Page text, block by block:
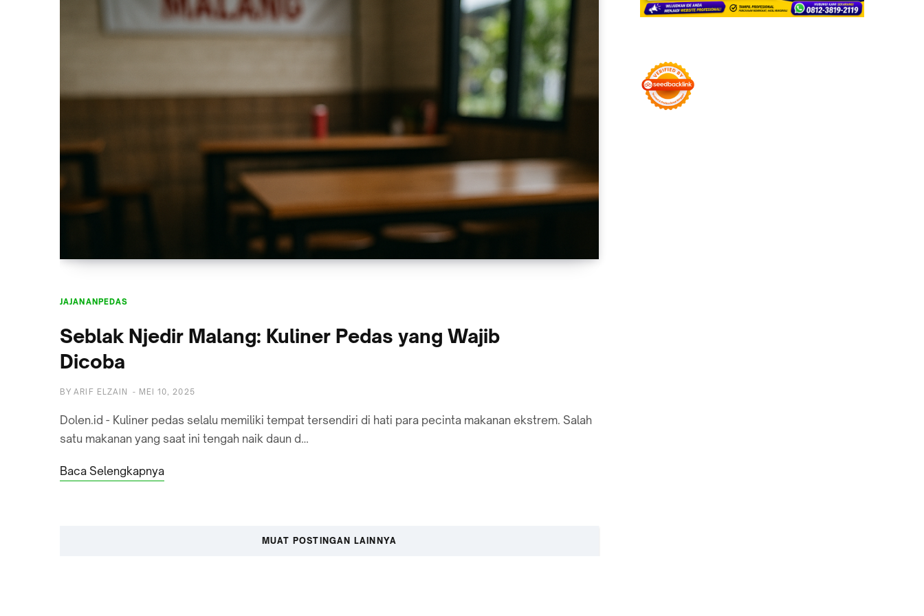
JAJANANPEDAS
Seblak Njedir Malang: Kuliner Pedas yang Wajib
Dicoba
BY ARIF ELZAIN - MEI 10, 2025
Dolen.id - Kuliner pedas selalu memiliki tempat tersendiri di hati para pecinta makanan ekstrem. Salah
satu makanan yang saat ini tengah naik daun d…
Baca Selengkapnya
MUAT POSTINGAN LAINNYA